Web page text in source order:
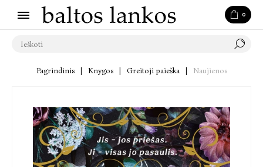
0
Pagrindinis Knygos Greitoji paieška Naujienos